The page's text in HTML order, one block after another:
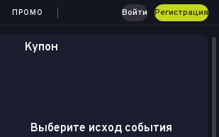
ПРОМО Войти Регистрация
Купон
Выберите исход события